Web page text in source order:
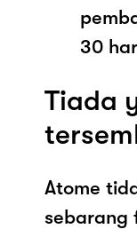
30
Tiada
Atome
sebarang